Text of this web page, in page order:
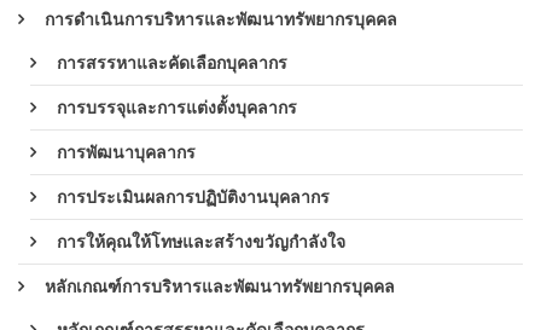
การดำเนินการบริหารและพัฒนาทรัพยากรบุคคล
การสรรหาและคัดเลือกบุคลากร
การบรรจุและการแต่งตั้งบุคลากร
การพัฒนาบุคลากร
การประเมินผลการปฏิบัติงานบุคลากร
การให้คุณให้โทษและสร้างขวัญกำลังใจ
หลักเกณฑ์การบริหารและพัฒนาทรัพยากรบุคคล